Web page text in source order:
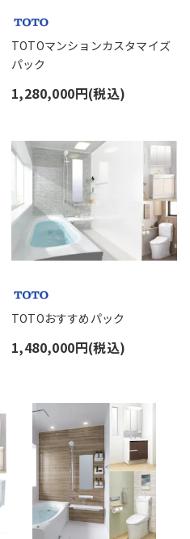
TOTOマンションカスタマイズ
パック
1,280,000円(税込)
TOTOおすすめパック
1,480,000円(税込)